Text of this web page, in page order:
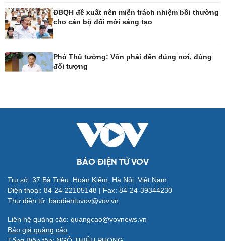
Sành điệu
Tin Công nghệ
Dinh dưỡng - món ngon
Phòng mạch online
Ăn sạch sống khỏe
Đời sống
Nhà đẹp
Tình yêu - Gia đình
Văn hóa
Âm nhạc
ĐBQH đề xuất nên miễn trách nhiệm bồi thường
cho cán bộ đổi mới sáng tạo
Phó Thủ tướng: Vốn phải đến đúng nơi, đúng
đối tượng
BÁO ĐIỆN TỬ VOV
Trụ sở: 37 Bà Triệu, Hoàn Kiếm, Hà Nội, Việt Nam
Điện thoại: 84-24-22105148 | Fax: 84-24-39344230
Thư điện tử: baodientuvov@vov.vn
Liên hệ quảng cáo: quangcao@vovnews.vn
Báo giá quảng cáo